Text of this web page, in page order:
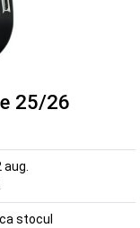
25/26
stocul